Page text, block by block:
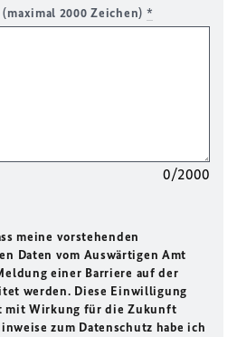
2000 Zeichen) *
0/2000
meine vorstehenden
Daten vom Auswärtigen Amt
einer Barriere auf der
werden. Diese Einwilligung
mit Wirkung für die Zukunft
zum Datenschutz habe ich